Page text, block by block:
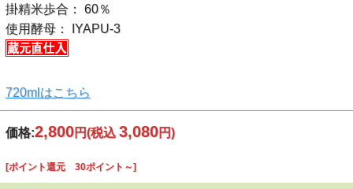
掛精米歩合： 60％
使用酵母： IYAPU-3
720mlはこちら
価格:2,800円(税込 3,080円)
[ポイント還元 30ポイント～]